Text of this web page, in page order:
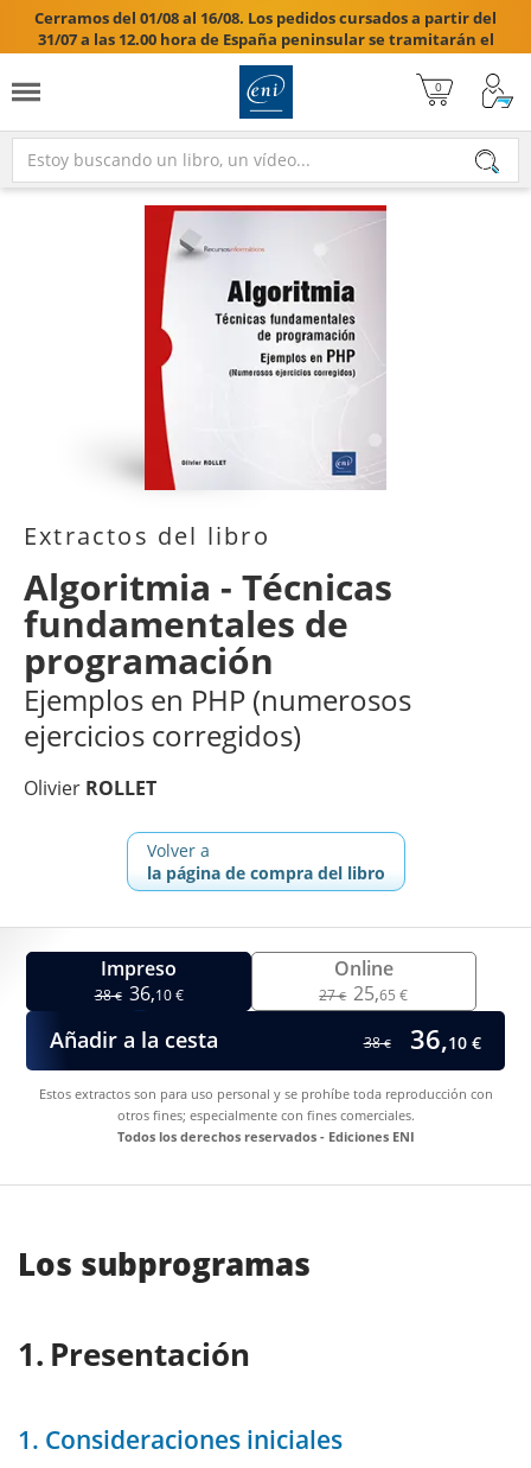
Cerramos del 01/08 al 16/08. Los pedidos cursados a partir del
31/07 a las 12.00 hora de España peninsular se tramitarán el
17/08/2026.

Extractos del libro
Algoritmia - Técnicas
fundamentales de
programación
Ejemplos en PHP (numerosos
ejercicios corregidos)
Olivier ROLLET
Volver a
la página de compra del libro
Impreso
38€ 36,10 €
Online
27€ 25,65 €
Añadir a la cesta 38€ 36,10 €
Estos extractos son para uso personal y se prohíbe toda reproducción con
otros fines; especialmente con fines comerciales.
Todos los derechos reservados - Ediciones ENI
Los subprogramas
Presentación
1. Consideraciones iniciales